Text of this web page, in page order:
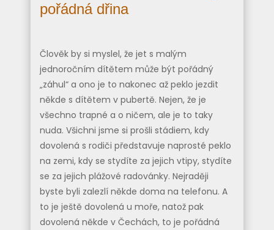
pořádná dřina
Člověk by si myslel, že jet s malým
jednoročním dítětem může být pořádný
„záhul“ a ono je to nakonec až peklo jezdit
někde s dítětem v pubertě. Nejen, že je
všechno trapné a o ničem, ale je to taky
nuda. Všichni jsme si prošli stádiem, kdy
dovolená s rodiči představuje naprosté peklo
na zemi, kdy se stydíte za jejich vtipy, stydíte
se za jejich plážové radovánky. Nejraději
byste byli zalezlí někde doma na telefonu. A
to je ještě dovolená u moře, natož pak
dovolená někde v Čechách, to je pořádná